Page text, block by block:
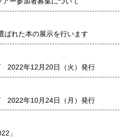
ばれた本の展示を行います
年12月20日（火）発行
年10月24日（月）発行
」